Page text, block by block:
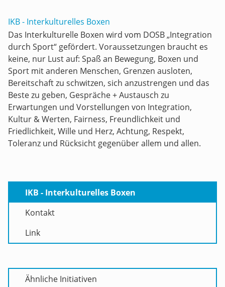
IKB - Interkulturelles Boxen
Das Interkulturelle Boxen wird vom DOSB „Integration
durch Sport“ gefördert. Voraussetzungen braucht es
keine, nur Lust auf: Spaß an Bewegung, Boxen und
Sport mit anderen Menschen, Grenzen ausloten,
Bereitschaft zu schwitzen, sich anzustrengen und das
Beste zu geben, Gespräche + Austausch zu
Erwartungen und Vorstellungen von Integration,
Kultur & Werten, Fairness, Freundlichkeit und
Friedlichkeit, Wille und Herz, Achtung, Respekt,
Toleranz und Rücksicht gegenüber allem und allen.
IKB - Interkulturelles Boxen
Kontakt
Link
Ähnliche Initiativen